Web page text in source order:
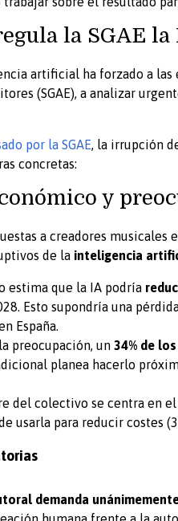
la SGAE
artificial ha forzado a las
(SGAE), a analizar
por la SGAE, la irrupción
concretas:
y
a creadores musicales
de la inteligencia
estima que la IA podría
Esto supondría una
España.
preocupación, un 34% de
planea hacerlo
del colectivo se centra en
usarla para reducir costes
demanda